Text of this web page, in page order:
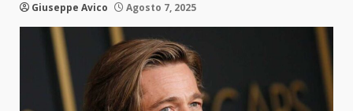
Giuseppe Avico Agosto 7, 2025